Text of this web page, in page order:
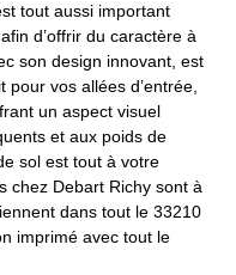
tout aussi important
d’offrir du caractère à
son design innovant, est
vos allées d’entrée,
un aspect visuel
et aux poids de
sol est tout à votre
chez Debart Richy sont à
dans tout le 33210
imprimé avec tout le